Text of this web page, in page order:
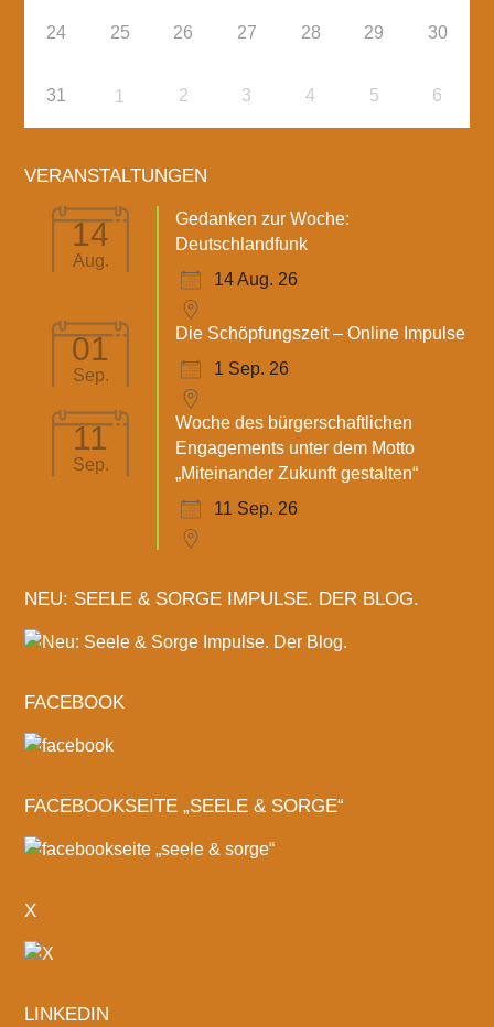
24 25 26 27 28 29 30
31 1 2 3 4 5 6
VERANSTALTUNGEN
14
Aug.
Gedanken zur Woche:
Deutschlandfunk
14 Aug. 26
01
Sep.
Die Schöpfungszeit – Online Impulse
1 Sep. 26
11
Sep.
Woche des bürgerschaftlichen
Engagements unter dem Motto
„Miteinander Zukunft gestalten“
11 Sep. 26
NEU: SEELE & SORGE IMPULSE. DER BLOG.
FACEBOOK
FACEBOOKSEITE „SEELE & SORGE“
X
LINKEDIN